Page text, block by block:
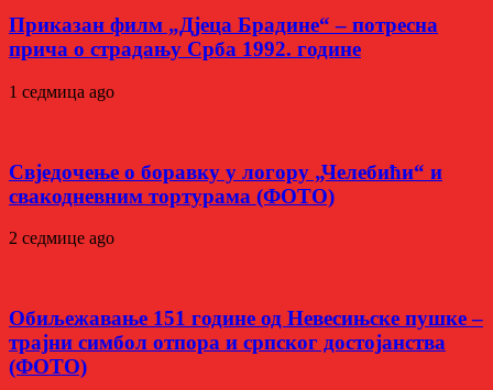
Приказан филм „Дјеца Брадине“ – потресна
прича о страдању Срба 1992. године
1 седмица ago
Свједочење о боравку у логору „Челебићи“ и
свакодневним тортурама (ФОТО)
2 седмице ago
Обиљежавање 151 године од Невесињске пушке –
трајни симбол отпора и српског достојанства
(ФОТО)